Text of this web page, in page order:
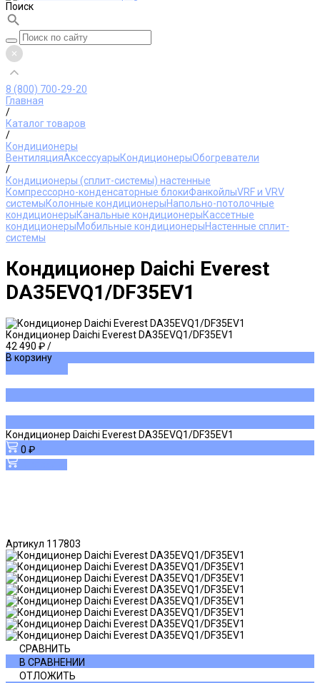
Поиск
8 (800) 700-29-20
Главная
/
Каталог товаров
/
Кондиционеры
ВентиляцияАксессуарыКондиционерыОбогреватели
/
Кондиционеры (сплит-системы) настенные
Компрессорно-конденсаторные блокиФанкойлыVRF и VRV
системыКолонные кондиционерыНапольно-потолочные
кондиционерыКанальные кондиционерыКассетные
кондиционерыМобильные кондиционерыНастенные сплит-
системы
Кондиционер Daichi Everest
DA35EVQ1/DF35EV1
Кондиционер Daichi Everest DA35EVQ1/DF35EV1
42 490 ₽/
В корзину
Кондиционер Daichi Everest DA35EVQ1/DF35EV1
0 ₽
Артикул 117803
СРАВНИТЬ
В СРАВНЕНИИ
ОТЛОЖИТЬ